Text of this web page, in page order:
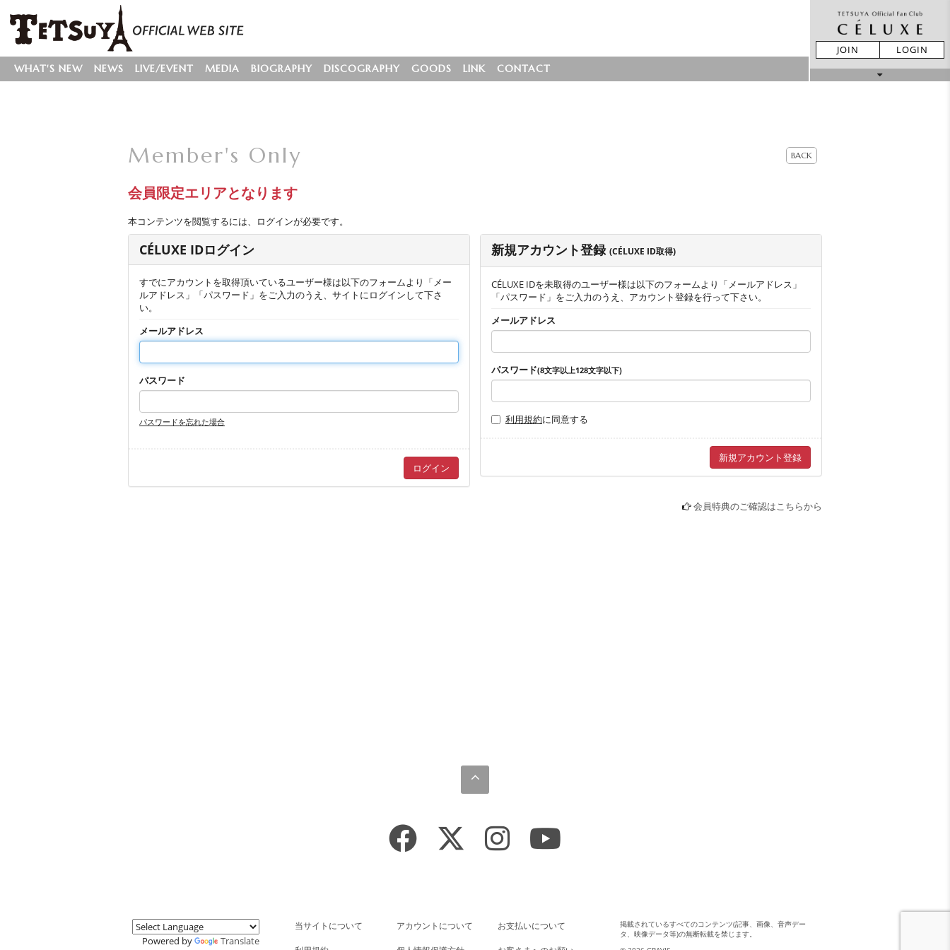
WHAT'S NEW NEWS LIVE/EVENT MEDIA BIOGRAPHY DISCOGRAPHY GOODS LINK CONTACT
JOIN LOGIN
Member's Only BACK
会員限定エリアとなります
本コンテンツを閲覧するには、ログインが必要です。
CÉLUXE IDログイン
すでにアカウントを取得頂いているユーザー様は以下のフォームより「メー
ルアドレス」「パスワード」をご入力のうえ、サイトにログインして下さ
い。
メールアドレス
パスワード
パスワードを忘れた場合
新規アカウント登録 (CÉLUXE ID取得)
CÉLUXE IDを未取得のユーザー様は以下のフォームより「メールアドレス」
「パスワード」をご入力のうえ、アカウント登録を行って下さい。
メールアドレス
パスワード(8文字以上128文字以下)
利用規約に同意する
会員特典のご確認はこちらから
Powered by Translate
当サイトについて アカウントについて お支払いについて
掲載されているすべてのコンテンツ(記事、画像、音声デー
タ、映像データ等)の無断転載を禁じます。